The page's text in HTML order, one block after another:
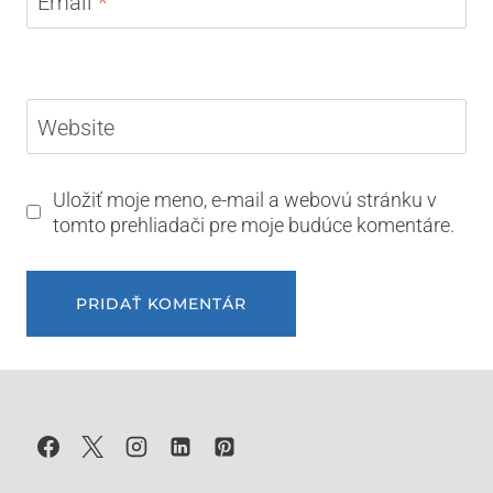
Website
Uložiť moje meno, e-mail a webovú stránku v
tomto prehliadači pre moje budúce komentáre.